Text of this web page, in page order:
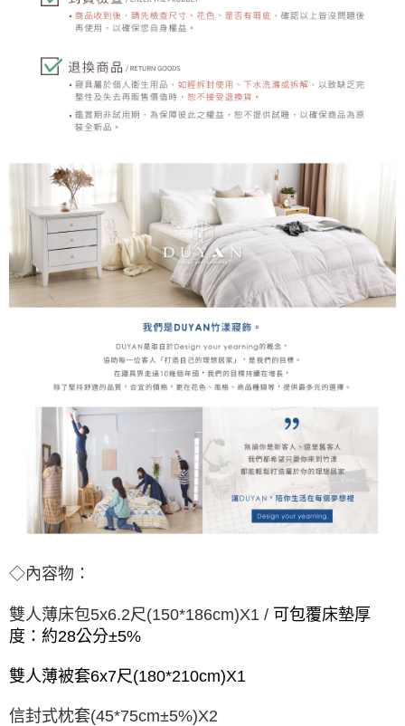
◇內容物：
雙人薄床包5x6.2尺(150*186cm)X1 / 可包覆床墊厚
度：約28公分±5%
雙人薄被套6x7尺(180*210cm)X1
信封式枕套(45*75cm±5%)X2